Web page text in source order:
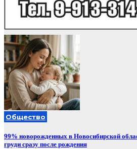
Общество
99% новорожденных в Новосибирской
груди сразу после рождения